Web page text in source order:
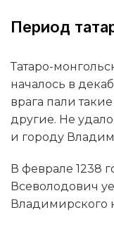
Период
Татаро-
началось в
врага пали
другие. Не
и городу
В феврале 1238
Всеволодович
Владимирского